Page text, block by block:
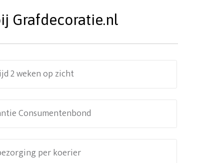
Grafdecoratie.nl
2 weken op zicht
Consumentenbond
per koerier